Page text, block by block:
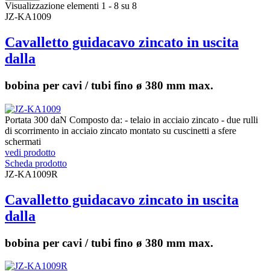
Visualizzazione elementi 1 - 8 su 8
JZ-KA1009
Cavalletto guidacavo zincato in uscita
dalla
bobina per cavi / tubi fino ø 380 mm max.
Portata 300 daN Composto da: - telaio in acciaio zincato - due rulli
di scorrimento in acciaio zincato montato su cuscinetti a sfere
schermati
vedi prodotto
Scheda prodotto
JZ-KA1009R
Cavalletto guidacavo zincato in uscita
dalla
bobina per cavi / tubi fino ø 380 mm max.